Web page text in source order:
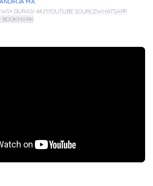
• DURASI: 44:21YOUTUBE SOURCEWHATSAPP